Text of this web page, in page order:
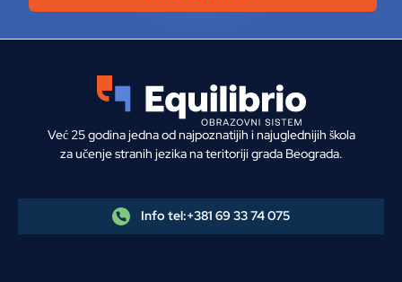
Već 25 godina jedna od najpoznatijih i najuglednijih škola
za učenje stranih jezika na teritoriji grada Beograda.
Info tel:+381 69 33 74 075